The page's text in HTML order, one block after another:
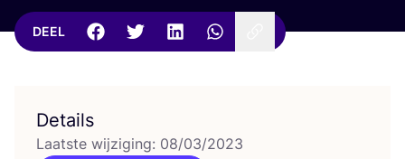
DEEL
Details
Laatste wijziging: 08/03/2023